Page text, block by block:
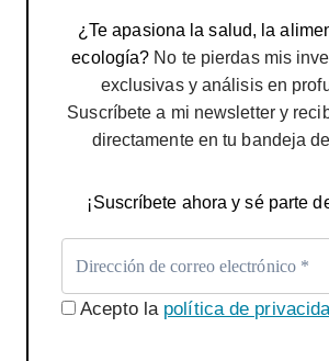
¿Te apasiona la salud, la
ecología? No te pierdas mis
exclusivas y análisis en
Suscríbete a mi newsletter y
directamente en tu bandeja
¡Suscríbete ahora y sé parte
Acepto la política de